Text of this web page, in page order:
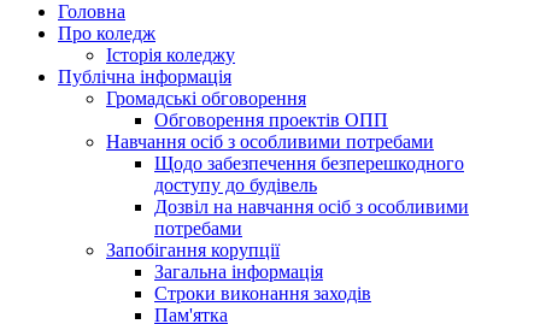
Головна
Про коледж
Історія коледжу
Публічна інформація
Громадські обговорення
Обговорення проектів ОПП
Навчання осіб з особливими потребами
Щодо забезпечення безперешкодного
доступу до будівель
Дозвіл на навчання осіб з особливими
потребами
Запобігання корупції
Загальна інформація
Строки виконання заходів
Пам'ятка